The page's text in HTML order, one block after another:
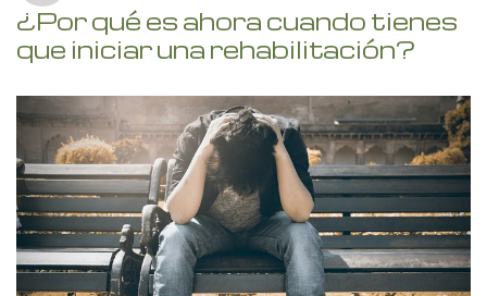
¿Por qué es ahora cuando tienes
que iniciar una rehabilitación?